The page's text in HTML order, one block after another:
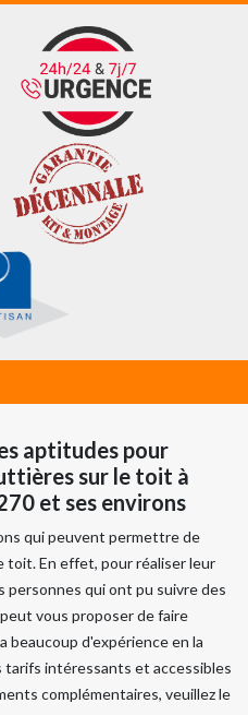
aptitudes pour
sur le toit à
et ses environs
qui peuvent permettre de
En effet, pour réaliser leur
personnes qui ont pu suivre des
vous proposer de faire
beaucoup d'expérience en la
tarifs intéressants et accessibles
complémentaires, veuillez le